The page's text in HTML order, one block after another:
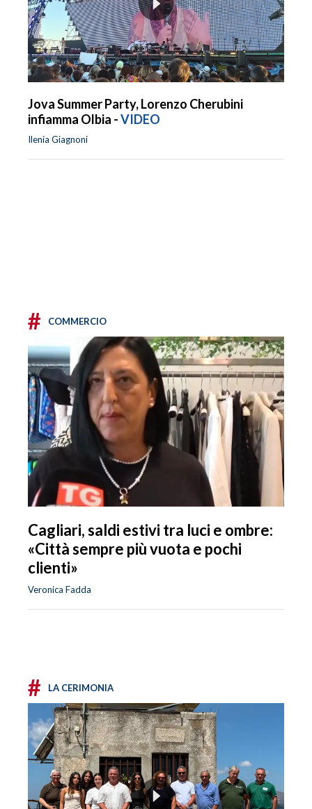
Jova Summer Party, Lorenzo Cherubini
infiamma Olbia -VIDEO
Ilenia Giagnoni
# COMMERCIO
Cagliari, saldi estivi tra luci e ombre:
«Città sempre più vuota e pochi
clienti»
Veronica Fadda
# LA CERIMONIA